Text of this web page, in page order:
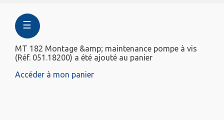
☰
MT 182 Montage &amp; maintenance pompe à vis
(Réf. 051.18200) a été ajouté au panier
Accéder à mon panier